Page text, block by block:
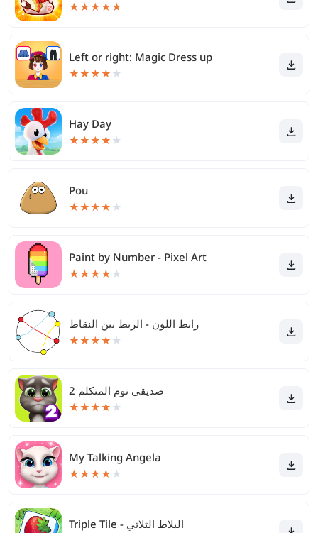
★★★★★
Left or right: Magic Dress up
★★★★ ★
Hay Day
★★★★ ★
Pou
★★★★ ★
Paint by Number - Pixel Art
★★★★ ★
رابط اللون - الربط بين النقاط
★★★★ ★
صديقي توم المتكلم 2
★★★★ ★
My Talking Angela
★★★★ ★
Triple Tile - البلاط الثلاثي